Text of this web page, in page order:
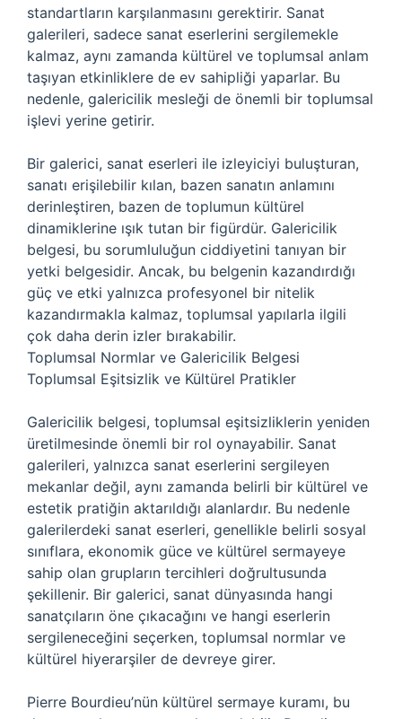
standartların karşılanmasını gerektirir. Sanat
galerileri, sadece sanat eserlerini sergilemekle
kalmaz, aynı zamanda kültürel ve toplumsal anlam
taşıyan etkinliklere de ev sahipliği yaparlar. Bu
nedenle, galericilik mesleği de önemli bir toplumsal
işlevi yerine getirir.
Bir galerici, sanat eserleri ile izleyiciyi buluşturan,
sanatı erişilebilir kılan, bazen sanatın anlamını
derinleştiren, bazen de toplumun kültürel
dinamiklerine ışık tutan bir figürdür. Galericilik
belgesi, bu sorumluluğun ciddiyetini tanıyan bir
yetki belgesidir. Ancak, bu belgenin kazandırdığı
güç ve etki yalnızca profesyonel bir nitelik
kazandırmakla kalmaz, toplumsal yapılarla ilgili
çok daha derin izler bırakabilir.
Toplumsal Normlar ve Galericilik Belgesi
Toplumsal Eşitsizlik ve Kültürel Pratikler
Galericilik belgesi, toplumsal eşitsizliklerin yeniden
üretilmesinde önemli bir rol oynayabilir. Sanat
galerileri, yalnızca sanat eserlerini sergileyen
mekanlar değil, aynı zamanda belirli bir kültürel ve
estetik pratiğin aktarıldığı alanlardır. Bu nedenle
galerilerdeki sanat eserleri, genellikle belirli sosyal
sınıflara, ekonomik güce ve kültürel sermayeye
sahip olan grupların tercihleri doğrultusunda
şekillenir. Bir galerici, sanat dünyasında hangi
sanatçıların öne çıkacağını ve hangi eserlerin
sergileneceğini seçerken, toplumsal normlar ve
kültürel hiyerarşiler de devreye girer.
Pierre Bourdieu’nün kültürel sermaye kuramı, bu